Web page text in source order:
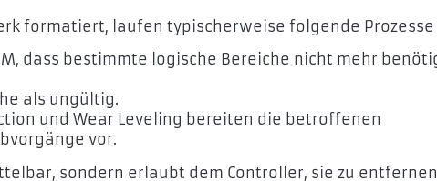
formatiert, laufen typischerweise folgende Prozesse
dass bestimmte logische Bereiche nicht mehr
als ungültig.
und Wear Leveling bereiten die betroffenen
vor.
sondern erlaubt dem Controller, sie zu